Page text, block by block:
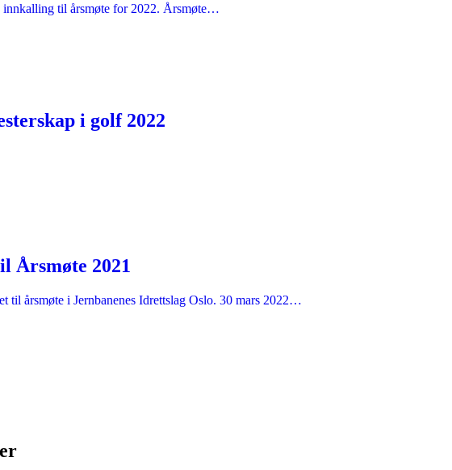
innkalling til årsmøte for 2022. Årsmøte…
i golf 2022
Årsmøte 2021
til årsmøte i Jernbanenes Idrettslag Oslo. 30 mars 2022…